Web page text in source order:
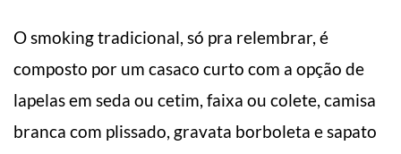
O smoking tradicional, só pra relembrar, é
composto por um casaco curto com a opção de
lapelas em seda ou cetim, faixa ou colete, camisa
branca com plissado, gravata borboleta e sapato